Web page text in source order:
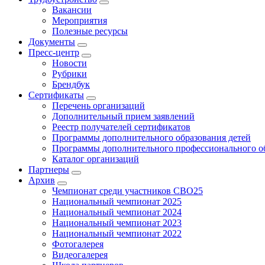
Вакансии
Мероприятия
Полезные ресурсы
Документы
Пресс-центр
Новости
Рубрики
Брендбук
Сертификаты
Перечень организаций
Дополнительный прием заявлений
Реестр получателей сертификатов
Программы дополнительного образования детей
Программы дополнительного профессионального
Каталог организаций
Партнеры
Архив
Чемпионат среди участников СВО25
Национальный чемпионат 2025
Национальный чемпионат 2024
Национальный чемпионат 2023
Национальный чемпионат 2022
Фотогалерея
Видеогалерея